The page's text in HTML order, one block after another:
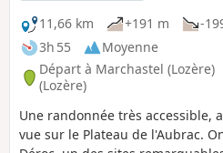
11,66 km
+191 m
-
3h 55
Moyenne
Départ à Marchastel (Lozère)
(Lozère)
Une randonnée très accessible,
vue sur le Plateau de l'Aubrac.